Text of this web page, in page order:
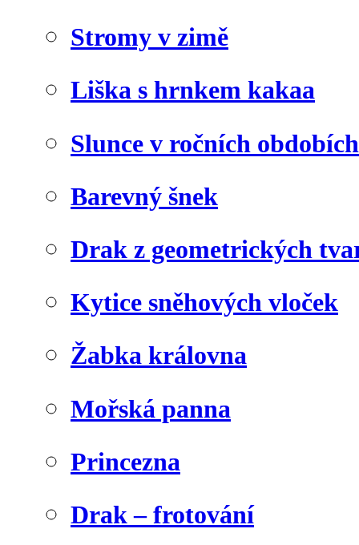
Stromy v zimě
Liška s hrnkem kakaa
Slunce v ročních obdobích
Barevný šnek
Drak z geometrických
Kytice sněhových vloček
Žabka královna
Mořská panna
Princezna
Drak – frotování